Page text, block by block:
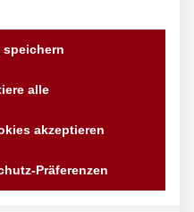
alle
akzeptieren
Präferenzen